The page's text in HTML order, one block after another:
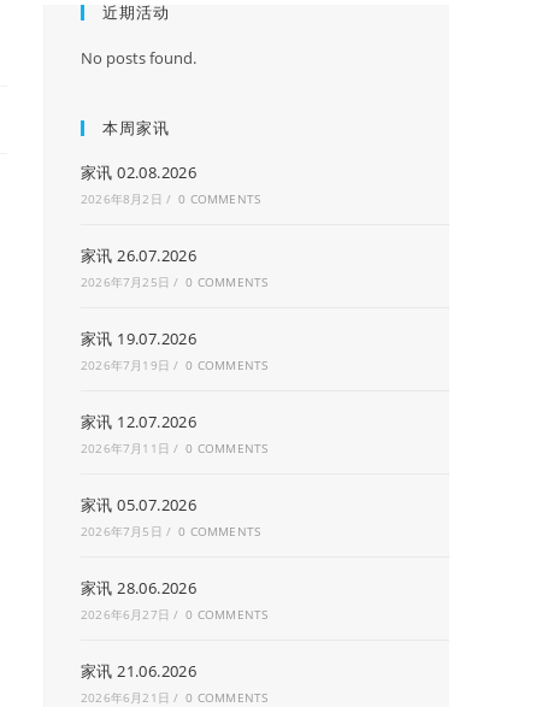
近期活动
No posts found.
本周家讯
家讯 02.08.2026
2026年8月2日 / 0 COMMENTS
家讯 26.07.2026
2026年7月25日 / 0 COMMENTS
家讯 19.07.2026
2026年7月19日 / 0 COMMENTS
家讯 12.07.2026
2026年7月11日 / 0 COMMENTS
家讯 05.07.2026
2026年7月5日 / 0 COMMENTS
家讯 28.06.2026
2026年6月27日 / 0 COMMENTS
家讯 21.06.2026
2026年6月21日 / 0 COMMENTS